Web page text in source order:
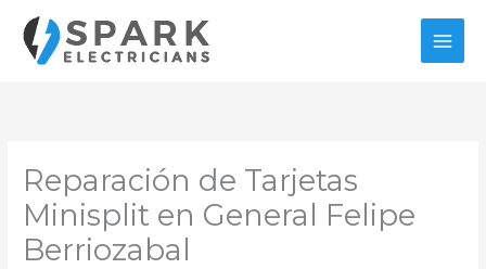
contenido
Reparación de Tarjetas
Minisplit en General Felipe
Berriozabal